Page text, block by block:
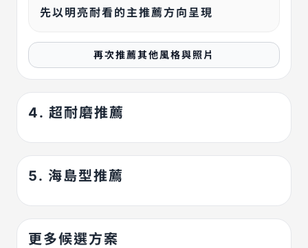
先以明亮耐看的主推薦方向呈現
再次推薦其他風格與照片
4. 超耐磨推薦
5. 海島型推薦
更多候選方案